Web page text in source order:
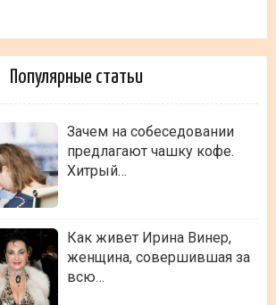
Популярные статьи
Зачем на собеседовании
предлагают чашку кофе.
Хитрый…
Как живет Ирина Винер,
женщина, совершившая за
всю…